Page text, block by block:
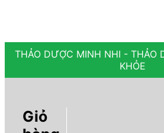
THẢO DƯỢC MINH NHI - THẢO
KHỎE
Giỏ